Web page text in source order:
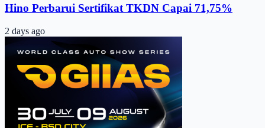
Hino Perbarui Sertifikat TKDN Capai 71,75%
2 days ago